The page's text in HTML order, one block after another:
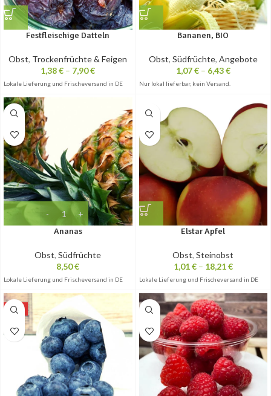
Festfleischige Datteln
Obst, Trockenfrüchte & Feigen
1,38€ – 7,90€
Lokale Lieferung und Frischeversand in DE
Bananen, BIO
Obst, Südfrüchte, Angebote
1,07€– 6,43€
Nur lokal lieferbar, kein Versand.
Ananas
Obst,Südfrüchte
8,50€
Lokale Lieferung und Frischeversand in DE
Elstar Apfel
Obst,Steinobst
1,01€– 18,21€
Lokale Lieferung und Frischeversand in DE
-8%